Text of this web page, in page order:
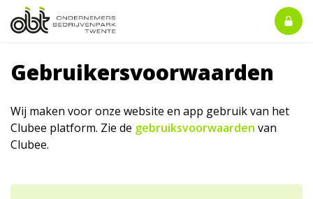
Gebruikersvoorwaarden
Wij maken voor onze website en app gebruik van het
Clubee platform. Zie de gebruiksvoorwaarden van
Clubee.